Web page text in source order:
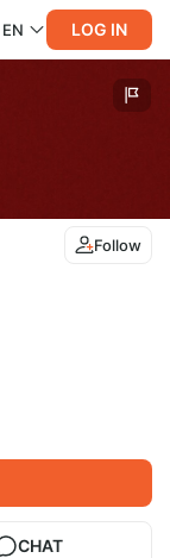
EN LOG IN
Follow
CHAT